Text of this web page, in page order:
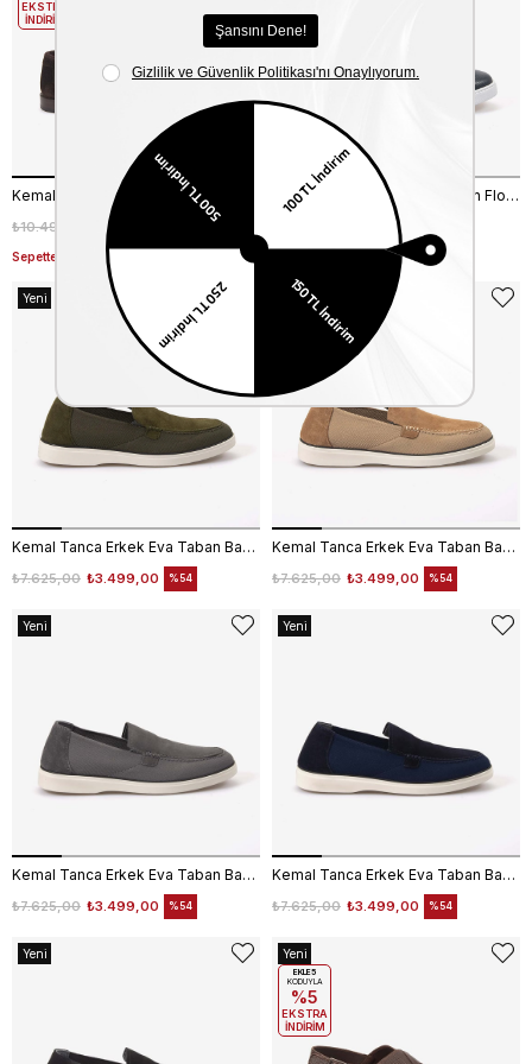
₺7.346,50
₺10.495,00
Sepette %20 Net İndirim
EKSTRA
İNDİRİM
Kemal Tanca Erkek Eva Taban Floter Lacivert Spor & Sneaker Ayakkabı A16703
₺3.499,00
Kemal Tanca Erkek Eva Taban Bağcıksız Günlük Ayakkabı T01
₺3.499,00
₺7.625,00 %54
Yeni
Kemal Tanca Erkek Eva Taban Bağcıksız Günlük Ayakkabı T01
₺3.499,00
₺7.625,00 %54
Yeni
Kemal Tanca Erkek Eva Taban Bağcıksız Günlük Ayakkabı T01
₺3.499,00
₺7.625,00 %54
Yeni
Kemal Tanca Erkek Eva Taban Bağcıksız Günlük Ayakkabı T01
₺3.499,00
₺7.625,00 %54
Yeni
Yeni
Yeni
Ürün
EKLE5
KODUYLA
%5
EKSTRA
İNDİRİM